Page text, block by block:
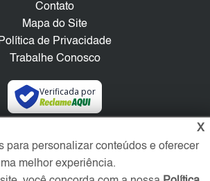
Contato
Mapa do Site
Política de Privacidade
Trabalhe Conosco
Verificada por
Redes Sociais
X
para personalizar conteúdos e oferecer
melhor experiência.